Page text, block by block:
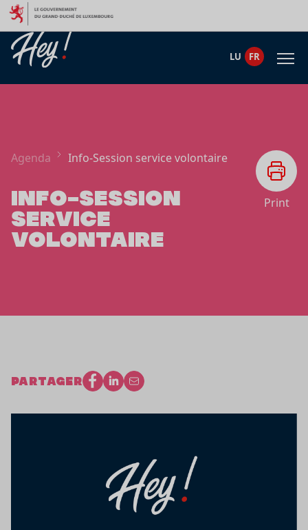
Aller au contenu
LU FR
Agenda Info-Session service volontaire
INFO-SESSION
SERVICE
VOLONTAIRE
Print
PARTAGER